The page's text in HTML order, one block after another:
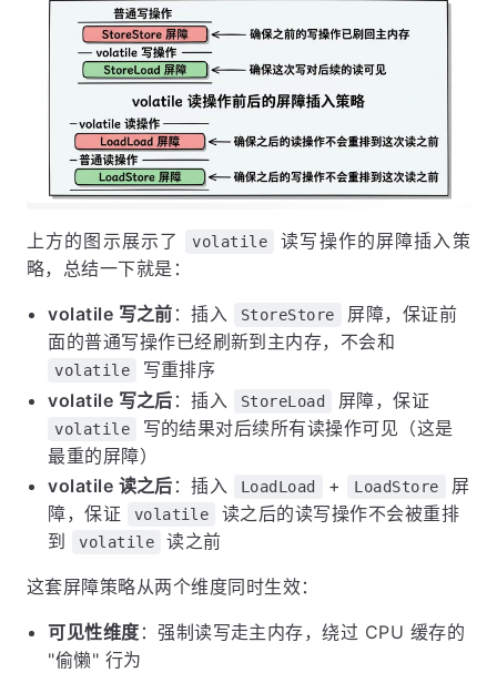
上方的图示展示了 volatile
读写操作的屏障插入策
略，总结一下就是：
volatile 写之前 ：插入 StoreStore
屏障，保证前
面的普通写操作已经刷新到主内存，不会和
volatile
写重排序
volatile 写之后 ：插入 StoreLoad 屏障，保证
volatile
写的结果对后续所有读操作可见（这是
最重的屏障）
volatile 读之后 ：插入 LoadLoad + LoadStore
屏
障，保证
volatile
读之后的读写操作不会被重排
到
volatile 读之前
这套屏障策略从两个维度同时生效：
可见性维度 ：强制读写走主内存，绕过 CPU 缓存的
"偷懒" 行为